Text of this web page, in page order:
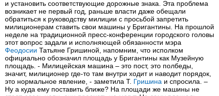
и установить соответствующие дорожные знака. Эта проблема
возникает не первый год, раньше власти даже обещали
обратиться к руководству милиции с просьбой запретить
милиционерам ставить свои машины у Бригантины. На прошлой
неделе на традиционной пресс-конференции городского головы
этот вопрос задали и исполняющей обязанности мэра
Феодосии Татьяне Гришиной, напомним, что исполком
официально обозначил площадь у Бригантины как Музейную
площадь. - Милицейская машина – это пост, это полбеды,
значит, милиционер где-то там внутри ходит и наводит порядок,
это нормальное явление, - заметила Т. Гришина и спросила. –
Ну а куда ему поставить ближе? На площади же машины не